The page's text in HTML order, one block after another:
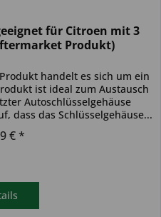
für Citroen mit 3
Produkt)
handelt es sich um ein
ist ideal zum Austausch
Autoschlüsselgehäuse
dass das Schlüsselgehäuse...
€ *